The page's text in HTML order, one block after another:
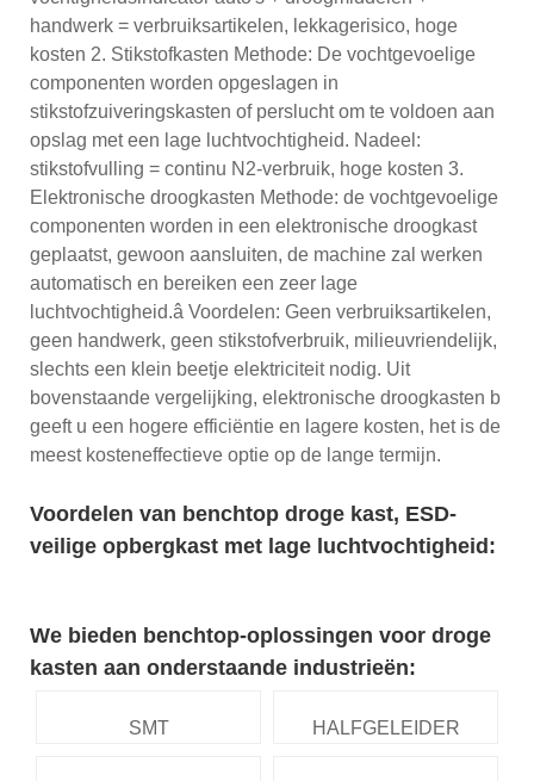
handwerk = verbruiksartikelen, lekkagerisico, hoge
kosten 2. Stikstofkasten Methode: De vochtgevoelige
componenten worden opgeslagen in
stikstofzuiveringskasten of perslucht om te voldoen aan
opslag met een lage luchtvochtigheid. Nadeel:
stikstofvulling = continu N2-verbruik, hoge kosten 3.
Elektronische droogkasten Methode: de vochtgevoelige
componenten worden in een elektronische droogkast
geplaatst, gewoon aansluiten, de machine zal werken
automatisch en bereiken een zeer lage
luchtvochtigheid.â Voordelen: Geen verbruiksartikelen,
geen handwerk, geen stikstofverbruik, milieuvriendelijk,
slechts een klein beetje elektriciteit nodig. Uit
bovenstaande vergelijking, elektronische droogkasten b
geeft u een hogere efficiëntie en lagere kosten, het is de
meest kosteneffectieve optie op de lange termijn.
Voordelen van benchtop droge kast, ESD-
veilige opbergkast met lage luchtvochtigheid:
We bieden benchtop-oplossingen voor droge
kasten aan onderstaande industrieën:
SMT HALFGELEIDER